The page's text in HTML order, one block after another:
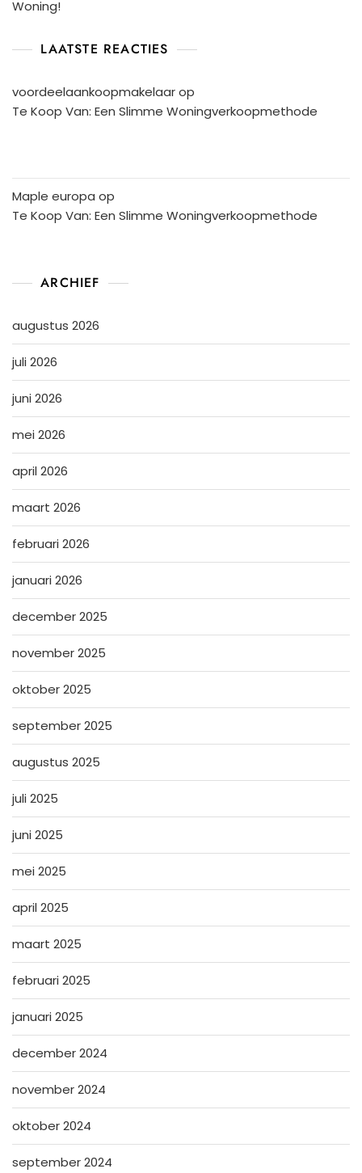
Woning!
LAATSTE REACTIES
voordeelaankoopmakelaarop
Te Koop Van: Een Slimme Woningverkoopmethode
Maple europa op
Te Koop Van: Een Slimme Woningverkoopmethode
ARCHIEF
augustus 2026
juli 2026
juni 2026
mei 2026
april 2026
maart 2026
februari 2026
januari 2026
december 2025
november 2025
oktober 2025
september 2025
augustus 2025
juli 2025
juni 2025
mei 2025
april 2025
maart 2025
februari 2025
januari 2025
december 2024
november 2024
oktober 2024
september 2024